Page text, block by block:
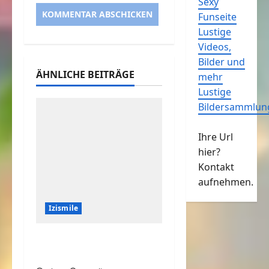
ÄHNLICHE BEITRÄGE
Izismile
Funseite
Lustige
Videos,
Bilder und
mehr
Lustige
Ihre Url
hier?
Kontakt
aufnehmen.